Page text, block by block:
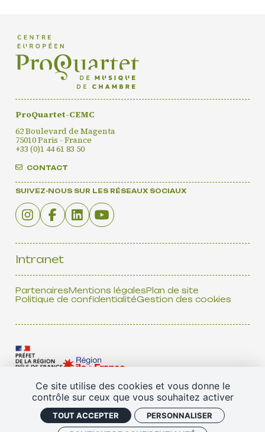
Ce site utilise des cookies et vous donne le
contrôle sur ceux que vous souhaitez activer
TOUT ACCEPTER
PERSONNALISER
ProQuartet-CEMC
62 Boulevard de Magenta
75010 Paris - France
+33 (0)1 44 61 83 50
CONTACT
SUIVEZ-NOUS SUR LES RÉSEAUX SOCIAUX
Intranet
PartenairesMentions légalesPlan de site
Politique de confidentialitéGestion des cookies
TOUS NOS PARTENAIRES